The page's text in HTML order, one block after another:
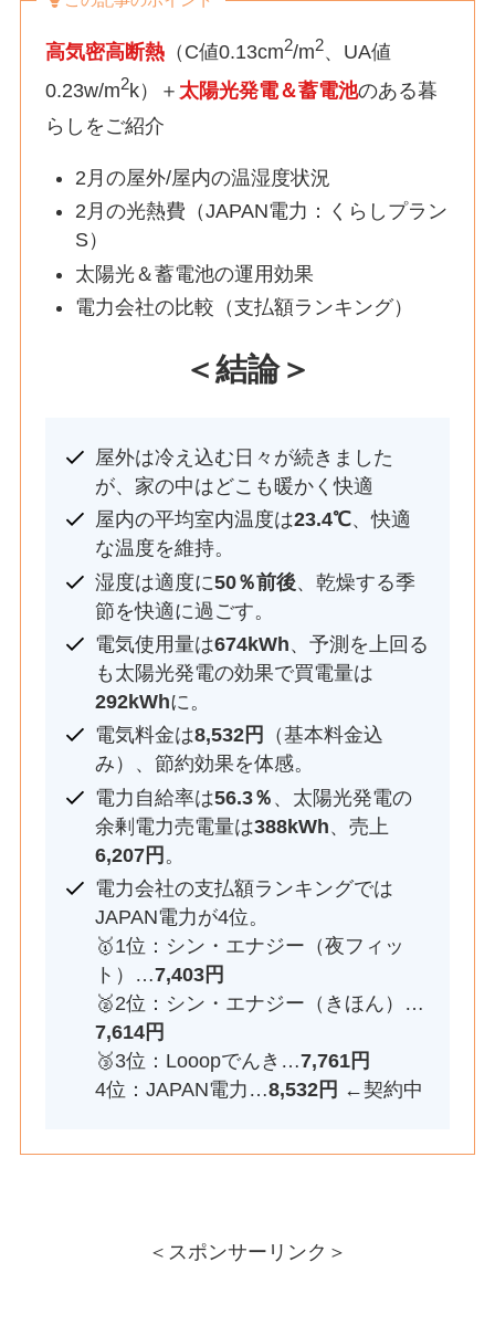
高気密高断熱 （C値0.13cm2/m2、UA値
0.23w/m2k）＋ 太陽光発電＆蓄電池のある暮
らしをご紹介
2月の屋外/屋内の温湿度状況
2月の光熱費（JAPAN電力：くらしプラン
S）
太陽光＆蓄電池の運用効果
電力会社の比較（支払額ランキング）
＜結論＞
屋外は冷え込む日々が続きました
が、家の中はどこも暖かく快適
屋内の平均室内温度は23.4℃、快適
な温度を維持。
湿度は適度に50％前後、乾燥する季
節を快適に過ごす。
電気使用量は674kWh、予測を上回る
も太陽光発電の効果で買電量は
292kWhに。
電気料金は8,532円
（基本料金込
み）、節約効果を体感。
電力自給率は56.3％ 、太陽光発電の
余剰電力売電量は388kWh、売上
6,207円 。
電力会社の支払額ランキングでは
JAPAN電力が4位。
🥇1位：シン・エナジー（夜フィッ
ト）…7,403円
🥈2位：シン・エナジー（きほん）…
7,614円
🥉3位：Looopでんき…7,761円
4位：JAPAN電力…8,532円 ←契約中
＜スポンサーリンク＞